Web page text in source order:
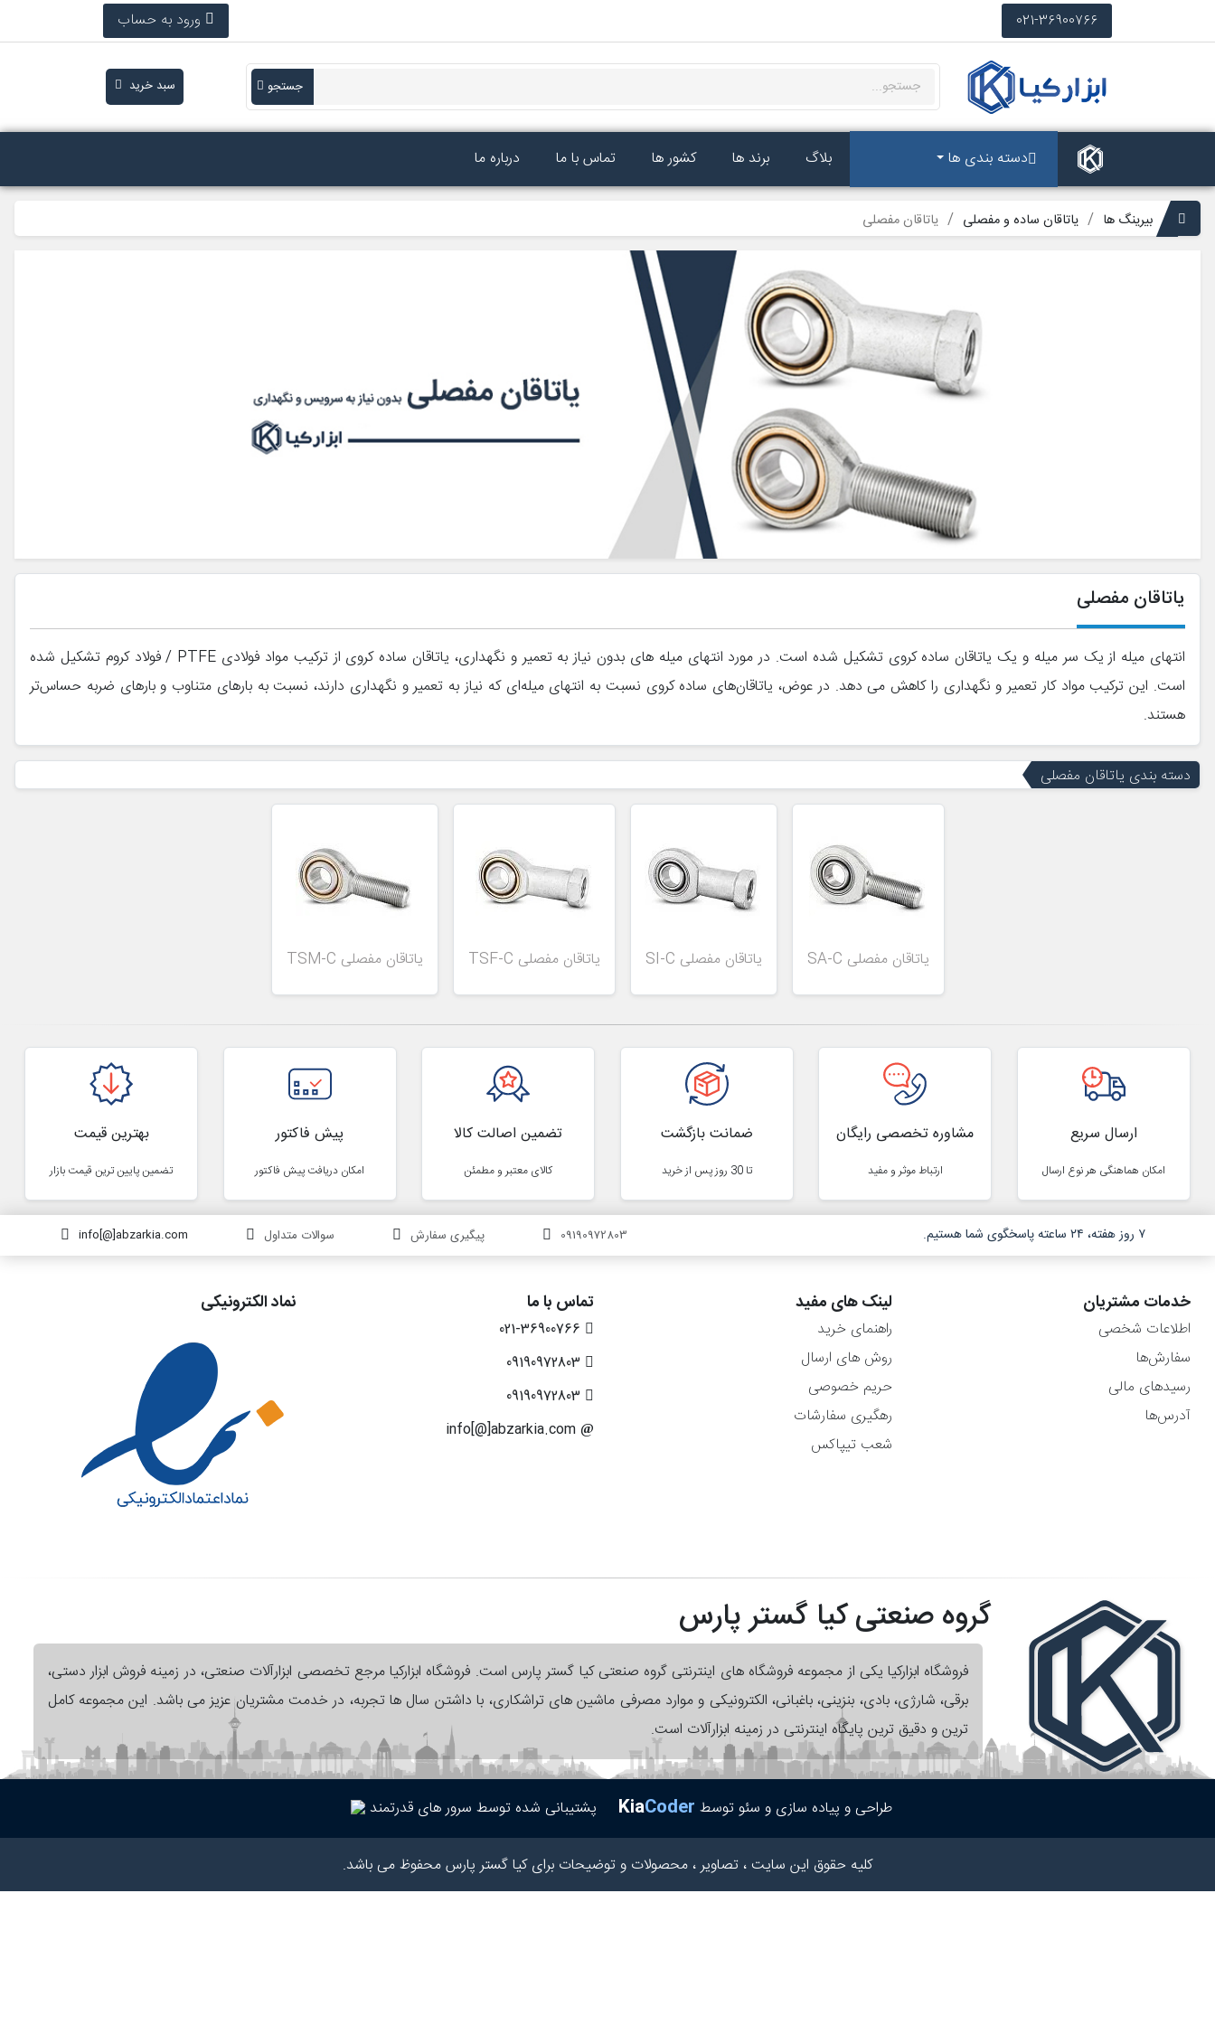
021-36900766 ورود به حساب
جستجو سبد خرید
دسته بندی ها بلاگ برند ها کشور ها تماس با ما درباره ما
بیرینگ ها یاتاقان ساده و مفصلی یاتاقان مفصلی
یاتاقان مفصلی
انتهای میله از یک سر میله و یک یاتاقان ساده کروی تشکیل شده است. در مورد انتهای میله های بدون نیاز به تعمیر و نگهداری، یاتاقان ساده کروی از ترکیب مواد فولادی PTFE / فولاد کروم تشکیل شده
است. این ترکیب مواد کار تعمیر و نگهداری را کاهش می دهد. در عوض، یاتاقان‌های ساده کروی نسبت به انتهای میله‌ای که نیاز به تعمیر و نگهداری دارند، نسبت به بارهای متناوب و بارهای ضربه حساس‌تر
هستند.
دسته بندی یاتاقان مفصلی
یاتاقان مفصلی SA-C یاتاقان مفصلی SI-C یاتاقان مفصلی TSF-C یاتاقان مفصلی TSM-C
ارسال سریع
امکان هماهنگی هر نوع ارسال
مشاوره تخصصی رایگان
ارتباط موثر و مفید
ضمانت بازگشت
تا 30 روز پس از خرید
تضمین اصالت کالا
کالای معتبر و مطمئن
پیش فاکتور
امکان دریافت پیش فاکتور
بهترین قیمت
تضمین پایین ترین قیمت بازار
۷ روز هفته، ۲۴ ساعته پاسخگوی شما هستیم. info[@]abzarkia.com سوالات متداول پیگیری سفارش 09190972803
خدمات مشتریان
اطلاعات شخصی
سفارش‌ها
رسیدهای مالی
آدرس‌ها
لینک های مفید
راهنمای خرید
روش های ارسال
حریم خصوصی
رهگیری سفارشات
شعب تیپاکس
تماس با ما نماد الکترونیکی
گروه صنعتی کیا گستر پارس
فروشگاه ابزارکیا یکی از مجموعه فروشگاه های اینترنتی گروه صنعتی کیا گستر پارس است. فروشگاه ابزارکیا مرجع تخصصی ابزارآلات صنعتی، در زمینه فروش ابزار دستی،
برقی، شارژی، بادی، بنزینی، باغبانی، الکترونیکی و موارد مصرفی ماشین های تراشکاری، با داشتن سال ها تجربه، در خدمت مشتریان عزیز می باشد. این مجموعه کامل
ترین و دقیق ترین پایگاه اینترنتی در زمینه ابزارآلات است.
طراحی و پیاده سازی و سئو توسط KiaCoder پشتیبانی شده توسط سرور های قدرتمند
کلیه حقوق این سایت ، تصاویر ، محصولات و توضیحات برای کیا گستر پارس محفوظ می باشد.